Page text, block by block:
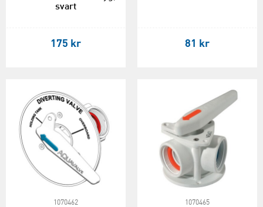
svart
175 kr 81 kr
1070462 1070465